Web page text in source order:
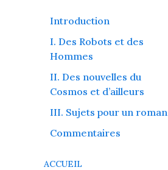
Introduction
I. Des Robots et des
Hommes
II. Des nouvelles du
Cosmos et d’ailleurs
III. Sujets pour un roman
Commentaires
ACCUEIL